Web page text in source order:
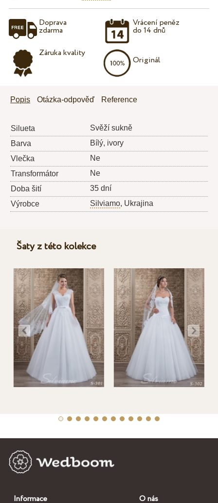
Doprava
zdarma
Záruka kvality
Vrácení peněz
do 14 dnů
Originál
Popis Otázka-odpověď Reference
Silueta
Svěží sukně
Barva
Bílý, ivory
Vlečka
Ne
Transformátor
Ne
Doba šití
35 dní
Výrobce
Silviamo, Ukrajina
Šaty z této kolekce
Informace O nás